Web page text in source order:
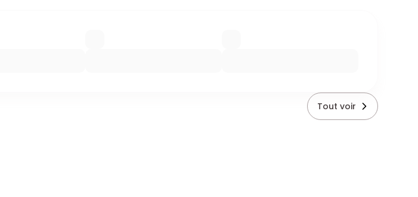
Tout voir